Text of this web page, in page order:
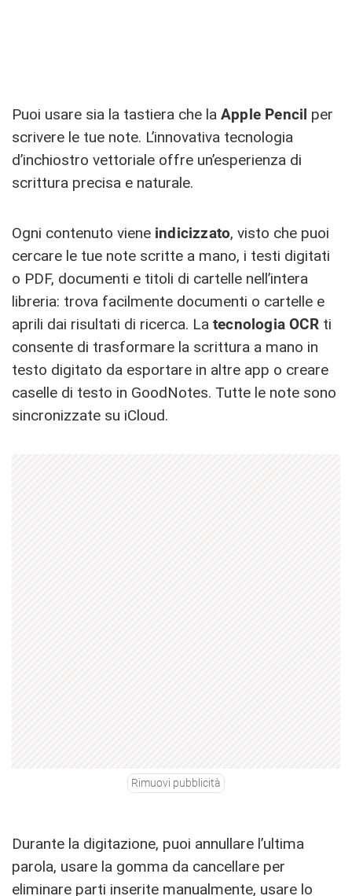
Puoi usare sia la tastiera che la Apple Pencil per
scrivere le tue note. L’innovativa tecnologia
d’inchiostro vettoriale offre un’esperienza di
scrittura precisa e naturale.
Ogni contenuto viene indicizzato, visto che puoi
cercare le tue note scritte a mano, i testi digitati
o PDF, documenti e titoli di cartelle nell’intera
libreria: trova facilmente documenti o cartelle e
aprili dai risultati di ricerca. La tecnologia OCRti
consente di trasformare la scrittura a mano in
testo digitato da esportare in altre app o creare
caselle di testo in GoodNotes. Tutte le note sono
sincronizzate su iCloud.
Rimuovi pubblicità
Durante la digitazione, puoi annullare l’ultima
parola, usare la gomma da cancellare per
eliminare parti inserite manualmente, usare lo